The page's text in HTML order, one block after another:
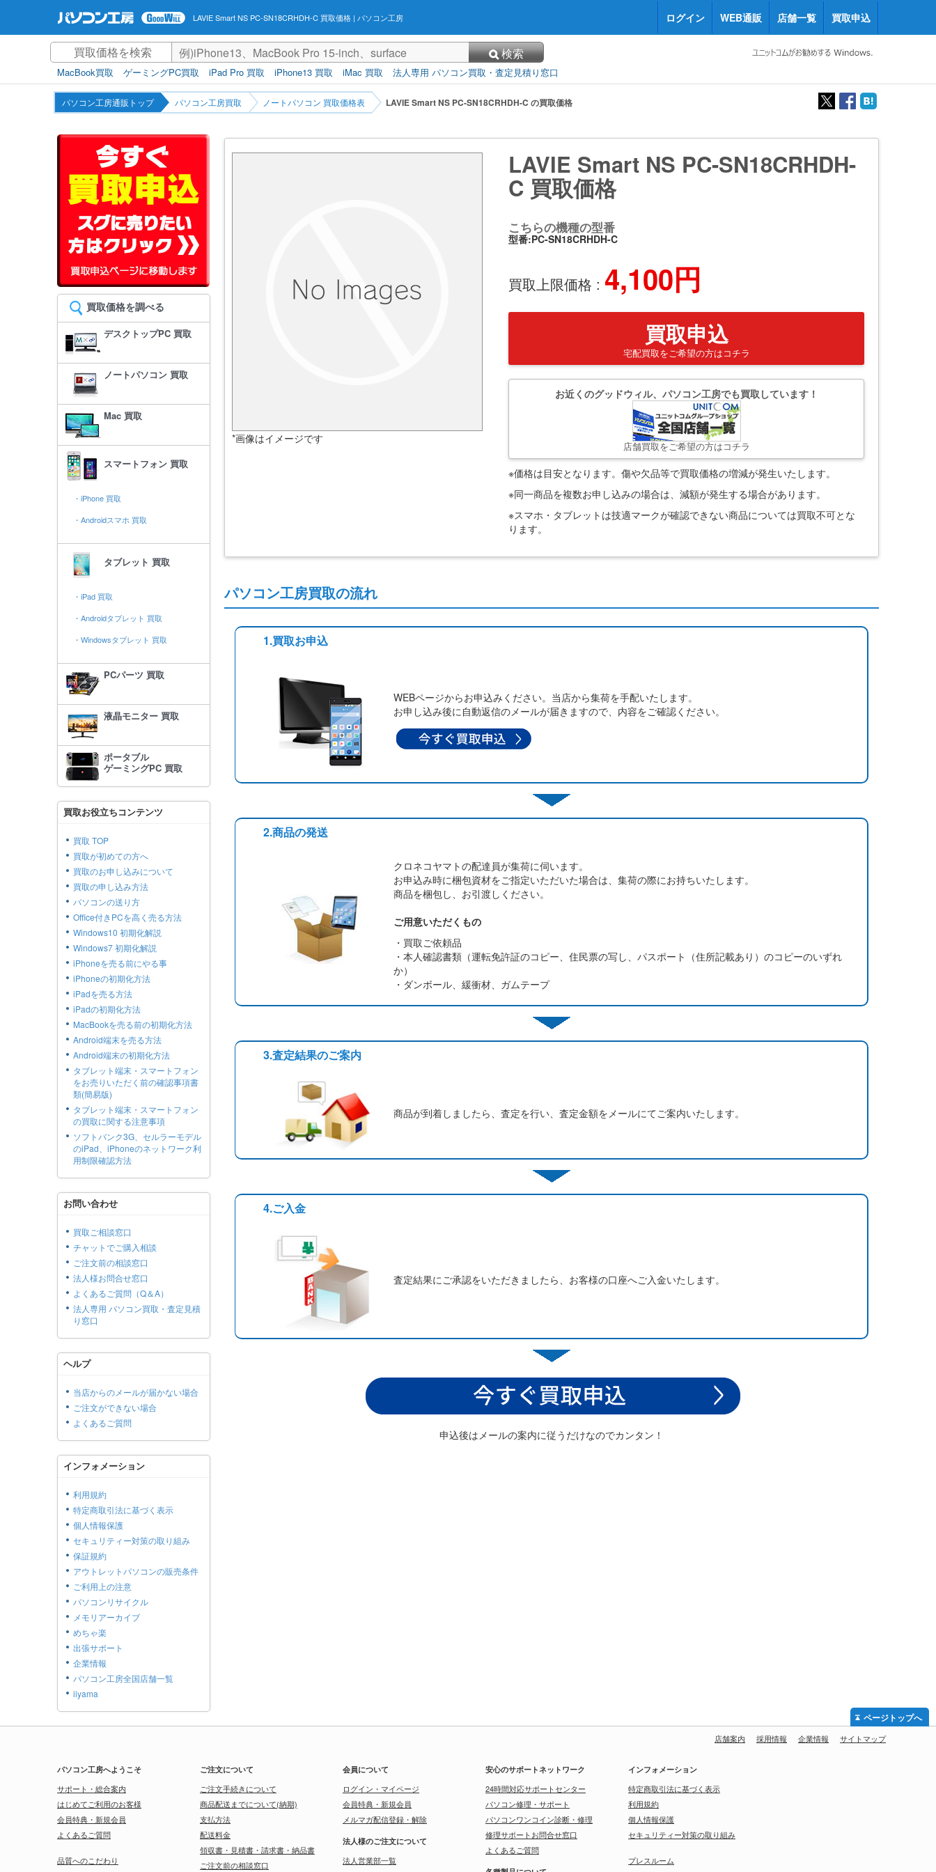
LAVIE Smart NS PC-SN18CRHDH-C 買取価格 | パソコン工房 ログイン WEB通販 店舗一覧 買取申込
検索
MacBook買取 ゲーミングPC買取 iPad Pro 買取 iPhone13 買取 iMac 買取 法人専用 パソコン買取・査定見積り窓口
パソコン工房通販トップ パソコン工房買取 ノートパソコン 買取価格表 LAVIE Smart NS PC-SN18CRHDH-C の買取価格
*画像はイメージです
LAVIE Smart NS PC-SN18CRHDH-
C 買取価格
こちらの機種の型番
型番:PC-SN18CRHDH-C
買取上限価格 : 4,100円
買取申込
宅配買取をご希望の方はコチラ
お近くのグッドウィル、パソコン工房でも買取しています！
店舗買取をご希望の方はコチラ
※価格は目安となります。傷や欠品等で買取価格の増減が発生いたします。
※同一商品を複数お申し込みの場合は、減額が発生する場合があります。
※スマホ・タブレットは技適マークが確認できない商品については買取不可とな
ります。
パソコン工房買取の流れ
1.買取お申込
WEBページからお申込みください。当店から集荷を手配いたします。
お申し込み後に自動返信のメールが届きますので、内容をご確認ください。
2.商品の発送
クロネコヤマトの配達員が集荷に伺います。
お申込み時に梱包資材をご指定いただいた場合は、集荷の際にお持ちいたします。
商品を梱包し、お引渡しください。
ご用意いただくもの
・買取ご依頼品
・本人確認書類（運転免許証のコピー、住民票の写し、パスポート（住所記載あり）のコピーのいずれ
か）
・ダンボール、緩衝材、ガムテープ
3.査定結果のご案内
商品が到着しましたら、査定を行い、査定金額をメールにてご案内いたします。
4.ご入金
査定結果にご承認をいただきましたら、お客様の口座へご入金いたします。
申込後はメールの案内に従うだけなのでカンタン！
買取価格を調べる
デスクトップPC 買取
ノートパソコン 買取
Mac 買取
スマートフォン 買取
・iPhone 買取
・Androidスマホ 買取
タブレット 買取
・iPad 買取
・Androidタブレット 買取
・Windowsタブレット 買取
PCパーツ 買取
液晶モニター 買取
ポータブル
ゲーミングPC 買取
買取お役立ちコンテンツ
買取 TOP
買取が初めての方へ
買取のお申し込みについて
買取の申し込み方法
パソコンの送り方
Office付きPCを高く売る方法
Windows10 初期化解説
Windows7 初期化解説
iPhoneを売る前にやる事
iPhoneの初期化方法
iPadを売る方法
iPadの初期化方法
MacBookを売る前の初期化方法
Android端末を売る方法
Android端末の初期化方法
タブレット端末・スマートフォン
をお売りいただく前の確認事項書
類(簡易版)
タブレット端末・スマートフォン
の買取に関する注意事項
ソフトバンク3G、セルラーモデル
のiPad、iPhoneのネットワーク利
用制限確認方法
お問い合わせ
買取ご相談窓口
チャットでご購入相談
ご注文前の相談窓口
法人様お問合せ窓口
よくあるご質問（Q＆A）
法人専用 パソコン買取・査定見積
り窓口
ヘルプ
当店からのメールが届かない場合
ご注文ができない場合
よくあるご質問
インフォメーション
利用規約
特定商取引法に基づく表示
個人情報保護
セキュリティー対策の取り組み
保証規約
アウトレットパソコンの販売条件
ご利用上の注意
パソコンリサイクル
メモリアーカイブ
めちゃ楽
出張サポート
企業情報
パソコン工房全国店舗一覧
iiyama
店舗案内 採用情報 企業情報 サイトマップ
パソコン工房へようこそ
サポート・総合案内
はじめてご利用のお客様
会員特典・新規会員
よくあるご質問
品質へのこだわり
ご注文について
ご注文手続きについて
商品配送までについて(納期)
支払方法
配送料金
領収書・見積書・請求書・納品書
ご注文前の相談窓口
会員について
ログイン・マイページ
会員特典・新規会員
メルマガ配信登録・解除
法人様のご注文について
法人営業部一覧
安心のサポートネットワーク
24時間対応サポートセンター
パソコン修理・サポート
パソコンワンコイン診断・修理
修理サポートお問合せ窓口
よくあるご質問
インフォメーション
特定商取引法に基づく表示
利用規約
個人情報保護
セキュリティー対策の取り組み
プレスルーム
ページトップへ